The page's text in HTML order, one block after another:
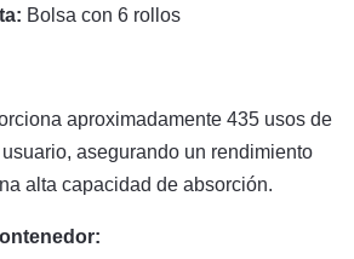
Bolsa con 6 rollos
aproximadamente 435 usos de
asegurando un rendimiento
alta capacidad de absorción.